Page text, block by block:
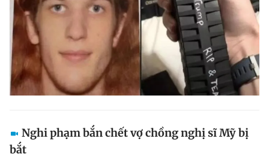
Nghi phạm bắn chết vợ chồng nghị sĩ Mỹ bị
bắt